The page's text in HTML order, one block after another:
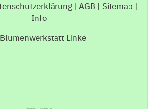
| AGB | Sitemap |
Info
Linke